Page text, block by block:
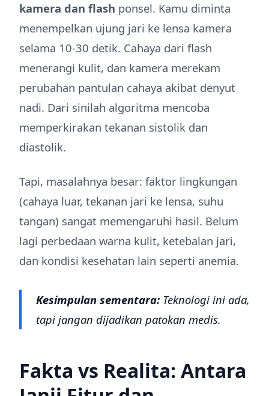
kamera dan flash ponsel. Kamu diminta
menempelkan ujung jari ke lensa kamera
selama 10-30 detik. Cahaya dari flash
menerangi kulit, dan kamera merekam
perubahan pantulan cahaya akibat denyut
nadi. Dari sinilah algoritma mencoba
memperkirakan tekanan sistolik dan
diastolik.
Tapi, masalahnya besar: faktor lingkungan
(cahaya luar, tekanan jari ke lensa, suhu
tangan) sangat memengaruhi hasil. Belum
lagi perbedaan warna kulit, ketebalan jari,
dan kondisi kesehatan lain seperti anemia.
Kesimpulan sementara: Teknologi ini ada,
tapi jangan dijadikan patokan medis.
Fakta vs Realita: Antara